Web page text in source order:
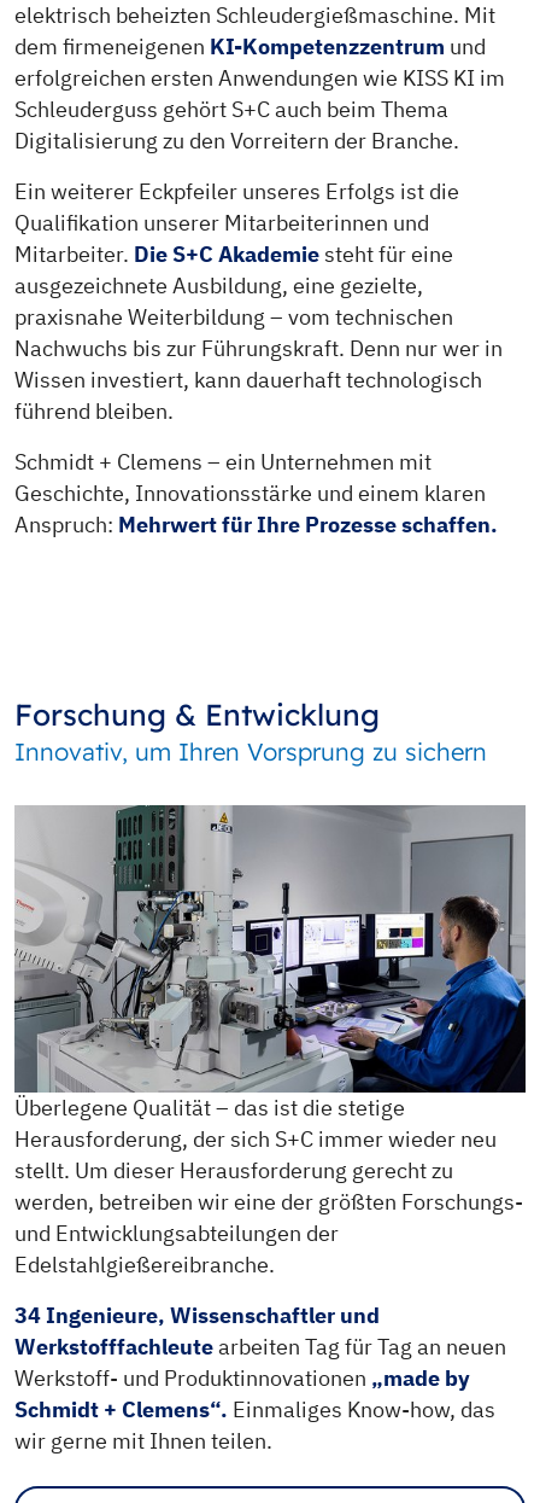
elektrisch beheizten Schleudergießmaschine. Mit
dem firmeneigenen KI-Kompetenzzentrum und
erfolgreichen ersten Anwendungen wie KISS KI im
Schleuderguss gehört S+C auch beim Thema
Digitalisierung zu den Vorreitern der Branche.
Ein weiterer Eckpfeiler unseres Erfolgs ist die
Qualifikation unserer Mitarbeiterinnen und
Mitarbeiter. Die S+C Akademiesteht für eine
ausgezeichnete Ausbildung, eine gezielte,
praxisnahe Weiterbildung – vom technischen
Nachwuchs bis zur Führungskraft. Denn nur wer in
Wissen investiert, kann dauerhaft technologisch
führend bleiben.
Schmidt + Clemens – ein Unternehmen mit
Geschichte, Innovationsstärke und einem klaren
Anspruch: Mehrwert für Ihre Prozesse schaffen.
Forschung & Entwicklung
Innovativ, um Ihren Vorsprung zu sichern
Überlegene Qualität – das ist die stetige
Herausforderung, der sich S+C immer wieder neu
stellt. Um dieser Herausforderung gerecht zu
werden, betreiben wir eine der größten Forschungs-
und Entwicklungsabteilungen der
Edelstahlgießereibranche.
34 Ingenieure, Wissenschaftler und
Werkstofffachleutearbeiten Tag für Tag an neuen
Werkstoff- und Produktinnovationen „made by
Schmidt + Clemens“. Einmaliges Know-how, das
wir gerne mit Ihnen teilen.